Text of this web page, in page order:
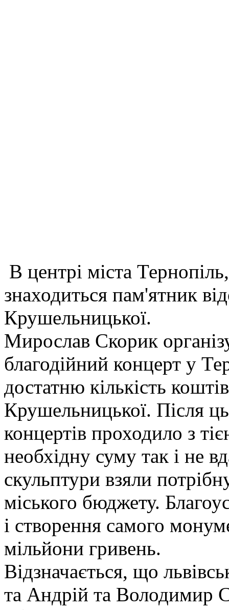
В центрі міста
знаходиться пам'ятник
Крушельницької.
Мирослав Скорик
благодійний концерт у
достатню кількість
Крушельницької. Після
концертів проходило з
необхідну суму так і не
скульптури взяли
міського бюджету.
і створення самого
мільйони гривень.
Відзначається, що
та Андрій та Володимир